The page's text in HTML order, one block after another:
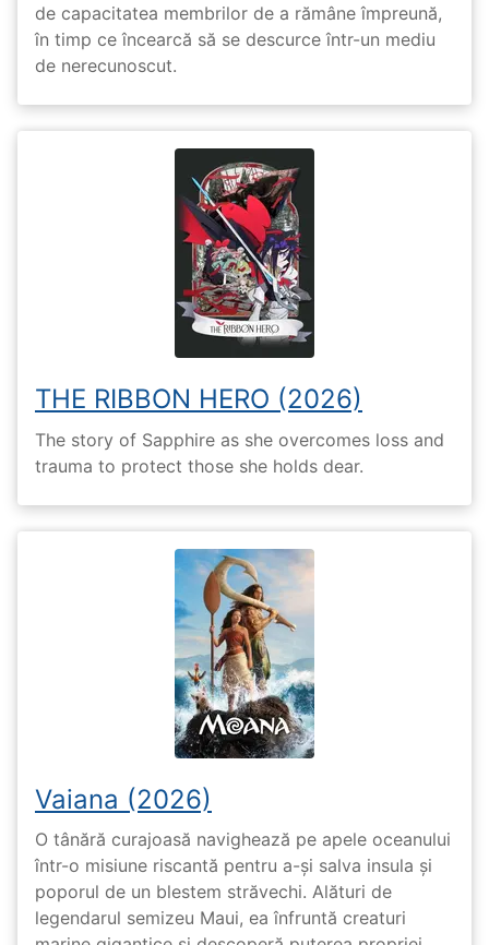
de capacitatea membrilor de a rămâne împreună,
în timp ce încearcă să se descurce într-un mediu
de nerecunoscut.
THE RIBBON HERO (2026)
The story of Sapphire as she overcomes loss and
trauma to protect those she holds dear.
Vaiana (2026)
O tânără curajoasă navighează pe apele oceanului
într-o misiune riscantă pentru a-și salva insula și
poporul de un blestem străvechi. Alături de
legendarul semizeu Maui, ea înfruntă creaturi